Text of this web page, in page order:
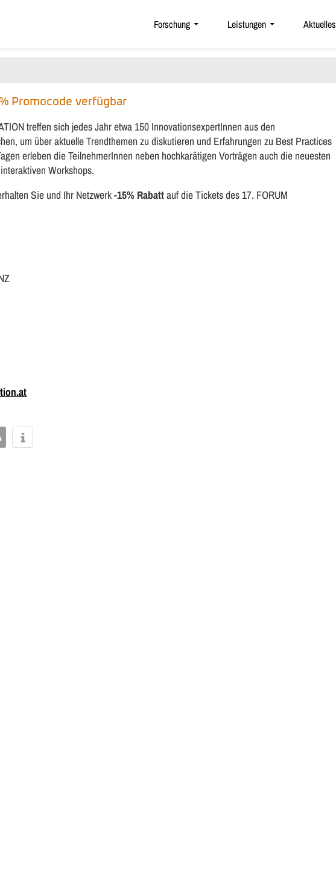
Forschung Leistungen Aktuelles
Promocode verfügbar
treffen sich jedes Jahr etwa 150 InnovationsexpertInnen aus den
um über aktuelle Trendthemen zu diskutieren und Erfahrungen zu Best Practices
erleben die TeilnehmerInnen neben hochkarätigen Vorträgen auch die neuesten
Workshops.
Sie und Ihr Netzwerk-15% Rabattauf die Tickets des 17. FORUM